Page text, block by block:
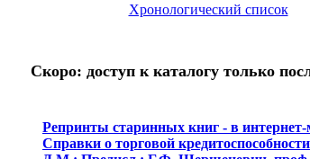
Хронологический список
Скоро: доступ к каталогу только
Репринты старинных книг - в
Справки о торговой